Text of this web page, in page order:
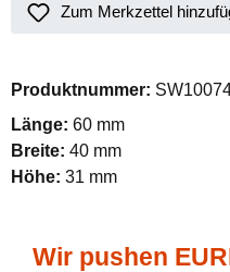
Zum Merkzettel
Produktnummer:
Länge: 60 mm
Breite: 40 mm
Höhe: 31 mm
Wir pushen